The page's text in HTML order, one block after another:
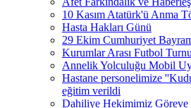
10 Kasım Atatürk'ü Anma
Hasta Hakları Günü
29 Ekim Cumhuriyet
Kurumlar Arası Futbol
Annelik Yolculuğu Mobil
Hastane personelimize
eğitim verildi
Dahiliye Hekimimiz Göreve